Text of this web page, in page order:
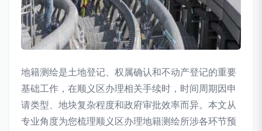
地籍测绘是土地登记、权属确认和不动产登记的重要
基础工作，在顺义区办理相关手续时，时间周期因申
请类型、地块复杂程度和政府审批效率而异。本文从
专业角度为您梳理顺义区办理地籍测绘所涉各环节预